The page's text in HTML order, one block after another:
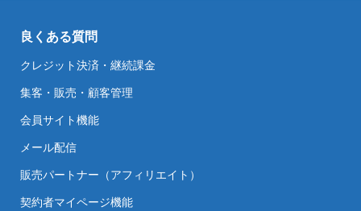
良くある質問
クレジット決済・継続課金
集客・販売・顧客管理
会員サイト機能
メール配信
販売パートナー（アフィリエイト）
契約者マイページ機能